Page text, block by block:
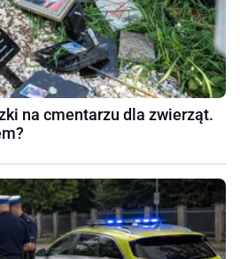
na cmentarzu dla zwierząt.